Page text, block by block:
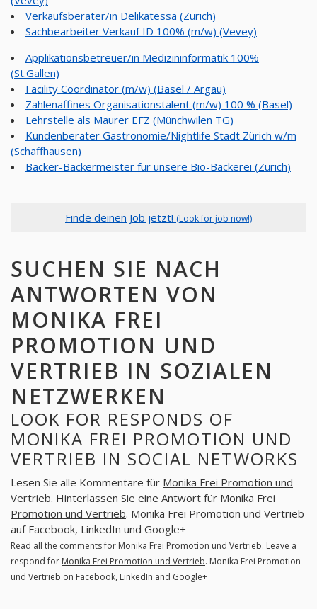
Verkaufsberater/in Delikatessa (Zürich)
Sachbearbeiter Verkauf ID 100% (m/w) (Vevey)
Applikationsbetreuer/in Medizininformatik 100%
(St.Gallen)
Facility Coordinator (m/w) (Basel / Argau)
Zahlenaffines Organisationstalent (m/w) 100 % (Basel)
Lehrstelle als Maurer EFZ (Münchwilen TG)
Kundenberater Gastronomie/Nightlife Stadt Zürich w/m
(Schaffhausen)
Bäcker-Bäckermeister für unsere Bio-Bäckerei (Zürich)
Finde deinen Job jetzt! (Look for job now!)
SUCHEN SIE NACH
ANTWORTEN VON
MONIKA FREI
PROMOTION UND
VERTRIEB IN SOZIALEN
NETZWERKEN
LOOK FOR RESPONDS OF
MONIKA FREI PROMOTION UND
VERTRIEB IN SOCIAL NETWORKS
Lesen Sie alle Kommentare für Monika Frei Promotion und
Vertrieb. Hinterlassen Sie eine Antwort für Monika Frei
Promotion und Vertrieb. Monika Frei Promotion und Vertrieb
auf Facebook, LinkedIn und Google+
Read all the comments for Monika Frei Promotion und Vertrieb. Leave a
respond for Monika Frei Promotion und Vertrieb. Monika Frei Promotion
und Vertrieb on Facebook, LinkedIn and Google+